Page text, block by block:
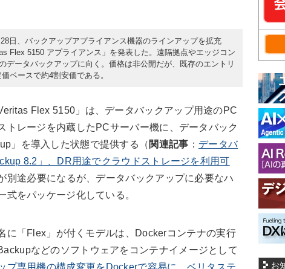
日、バックアップアプライアンス機器のラインアップを拡充
Flex 5150 アプライアンス」を発表した。遠隔拠点やエッジコン
データバックアップに向く。価格は非公開だが、既存のエントリ
ベースで約4割安価である。
Flex 5150」は、データバックアップ用途のPC
トレージを内蔵したPCサーバー機に、データバック
」を導入した状態で提供する（ 関連記事 ： データバ
8.2」、DR用途でクラウドストレージを利用可
別途必要になるが、データバックアップに必要なハ
をパッケージ化している。
「Flex」が付くモデルは、Dockerコンテナの実行
などのソフトウェアをコンテナイメージとして
お